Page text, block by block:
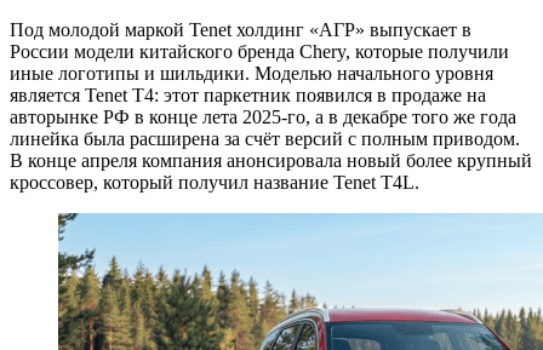
Под молодой маркой Tenet холдинг «АГР» выпускает в
России модели китайского бренда Chery, которые получили
иные логотипы и шильдики. Моделью начального уровня
является Tenet T4: этот паркетник появился в продаже на
авторынке РФ в конце лета 2025-го, а в декабре того же года
линейка была расширена за счёт версий с полным приводом.
В конце апреля компания анонсировала новый более крупный
кроссовер, который получил название Tenet T4L.